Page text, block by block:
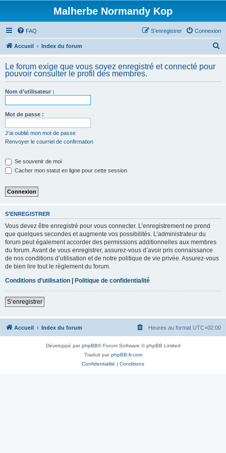
Malherbe Normandy Kop
FAQ Connexion
S’enregistrer
Accueil Index du forum
h
Le forum exige que vous soyez enregistré et connecté pour
pouvoir consulter le profil des membres.
Nom d’utilisateur :
Mot de passe :
J’ai oublié mon mot de passe
Renvoyer le courriel de confirmation
Se souvenir de moi
Cacher mon statut en ligne pour cette session
S’ENREGISTRER
Vous devez être enregistré pour vous connecter. L’enregistrement ne prend
que quelques secondes et augmente vos possibilités. L’administrateur du
forum peut également accorder des permissions additionnelles aux membres
du forum. Avant de vous enregistrer, assurez-vous d’avoir pris connaissance
de nos conditions d’utilisation et de notre politique de vie privée. Assurez-vous
de bien lire tout le règlement du forum.
Conditions d’utilisation | Politique de confidentialité
S’enregistrer
Accueil Index du forum Heures au format UTC+02:00
Développé parphpBB® Forum Software © phpBB Limited
Traduit parphpBB-fr.com
Confidentialité | Conditions